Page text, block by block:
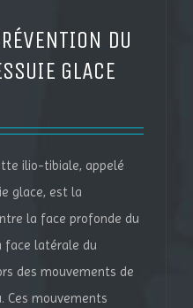
DU
GLACE
ilio-tibiale, appelé
glace, est la
la face profonde du
face latérale du
des mouvements de
Ces mouvements